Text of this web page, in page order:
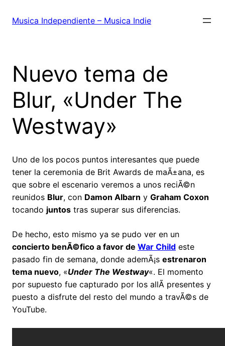
Musica Independiente – Musica Indie
Nuevo tema de
Blur, «Under The
Westway»
Uno de los pocos puntos interesantes que puede
tener la ceremonia de Brit Awards de maÃ±ana, es
que sobre el escenario veremos a unos reciÃ©n
reunidos Blur, con Damon Albarn y Graham Coxon
tocando juntos tras superar sus diferencias.
De hecho, esto mismo ya se pudo ver en un
concierto benÃ©fico a favor de War Child este
pasado fin de semana, donde ademÃ¡s estrenaron
tema nuevo, «Under The Westway«. El momento
por supuesto fue capturado por los allÃ­ presentes y
puesto a disfrute del resto del mundo a travÃ©s de
YouTube.